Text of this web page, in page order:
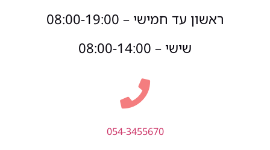
ראשון עד חמישי – 08:00-19:00
שישי – 08:00-14:00
054-3455670